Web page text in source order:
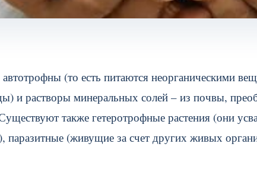
(то есть питаются неорганическими
и растворы минеральных солей – из почвы,
также гетеротрофные растения (они
(живущие за счет других живых